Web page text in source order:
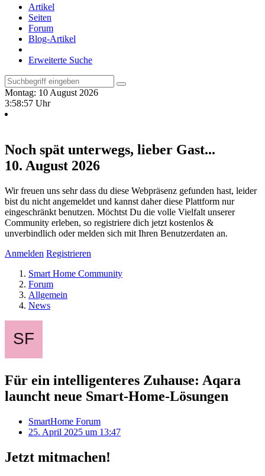
Artikel
Seiten
Forum
Blog-Artikel
Erweiterte Suche
Montag: 10 August 2026
3:58:58 Uhr
Noch spät unterwegs, lieber Gast...
10. August 2026
Wir freuen uns sehr dass du diese Webpräsenz gefunden hast, leider
bist du nicht angemeldet und kannst daher diese Plattform nur
eingeschränkt benutzen. Möchtst Du die volle Vielfalt unserer
Community erleben, so registriere dich jetzt kostenlos &
unverbindlich oder melden sich mit Ihren Benutzerdaten an.
Anmelden Registrieren
Smart Home Community
Forum
Allgemein
News
Für ein intelligenteres Zuhause: Aqara
launcht neue Smart-Home-Lösungen
SmartHome Forum
25. April 2025 um 13:47
Jetzt mitmachen!